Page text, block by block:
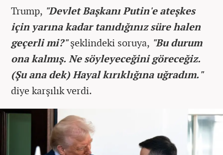
Trump, "Devlet Başkanı Putin'e ateşkes
için yarına kadar tanıdığınız süre halen
geçerli mi?"şeklindeki soruya, "Bu durum
ona kalmış. Ne söyleyeceğini göreceğiz.
(Şu ana dek) Hayal kırıklığına uğradım."
diye karşılık verdi.